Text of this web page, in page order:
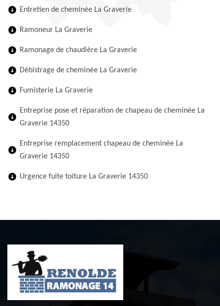
Entretien de cheminée La Graverie
Ramoneur La Graverie
Ramonage de chaudière La Graverie
Débistrage de cheminée La Graverie
Fumisterie La Graverie
Entreprise pose et réparation de chapeau de cheminée La
Graverie 14350
Entreprise remplacement chapeau de cheminée La
Graverie 14350
Urgence fuite toiture La Graverie 14350